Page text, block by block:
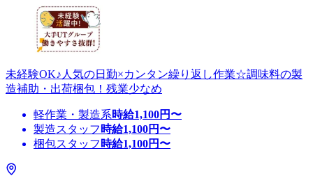
未経験OK♪人気の日勤×カンタン繰り返し作業☆調味料の製
造補助・出荷梱包！残業少なめ
軽作業・製造系時給1,100円〜
製造スタッフ 時給1,100円〜
梱包スタッフ 時給1,100円〜